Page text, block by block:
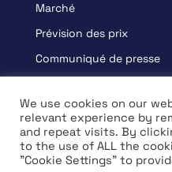
Marché
Prévision des prix
Communiqué de presse
Apprendre
Entrevue
We use cookies on our
relevant experience by
and repeat visits. By
to the use of ALL the
"Cookie Settings" to